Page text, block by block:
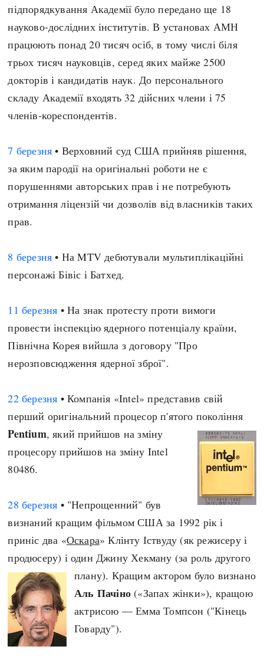
підпорядкування Академії було передано ще 18
науково-дослідних інститутів. В установах АМН
працюють понад 20 тисяч осіб, в тому числі біля
трьох тисяч науковців, серед яких майже 2500
докторів і кандидатів наук. До персонального
складу Академії входять 32 дійсних члени і 75
членів-кореспондентів.
7 березня • Верховний суд США прийняв рішення,
за яким пародії на оригінальні роботи не є
порушеннями авторських прав і не потребують
отримання ліцензій чи дозволів від власників таких
прав.
8 березня • На MTV дебютували мультиплікаційні
персонажі Бівіс і Батхед.
11 березня • На знак протесту проти вимоги
провести інспекцію ядерного потенціалу країни,
Північна Корея вийшла з договору "Про
нерозповсюдження ядерної зброї".
22 березня • Компанія «Intel» представив свій
перший оригінальний процесор п'ятого покоління
Pentium, який прийшов на зміну
процесору прийшов на зміну Intel
80486.
28 березня • "Непрощенний" був
визнаний кращим фільмом США за 1992 рік і
приніс два «Оскара» Клінту Іствуду (як режисеру і
продюсеру) і один Джину Хекману (за роль другого
плану). Кращим актором було визнано
Аль Пачіно («Запах жінки»), кращою
актрисою — Емма Томпсон ("Кінець
Говарду").